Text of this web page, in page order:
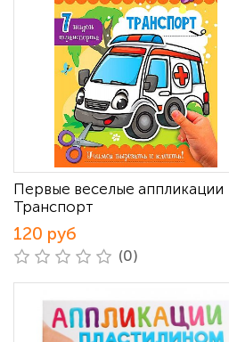
Первые веселые аппликации
Транспорт
120 руб
(0)